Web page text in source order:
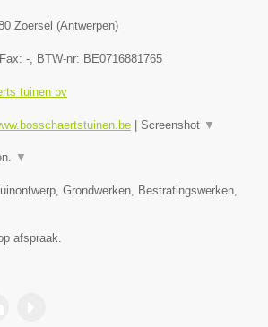
Zoersel (Antwerpen)
Fax: - , BTW-nr: BE0716881765
tuinen bv
| Screenshot ▼
▼
Grondwerken, Bestratingswerken,
afspraak.